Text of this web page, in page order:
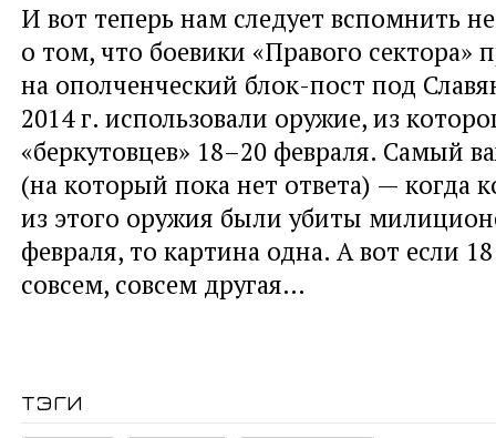
И вот теперь нам следует вспомнить
о том, что боевики «Правого сектора»
на ополченческий блок-пост под
2014 г. использовали оружие, из
«беркутовцев» 18–20 февраля. Самый
(на который пока нет ответа) — когда
из этого оружия были убиты
февраля, то картина одна. А вот если
совсем, совсем другая…
тэги